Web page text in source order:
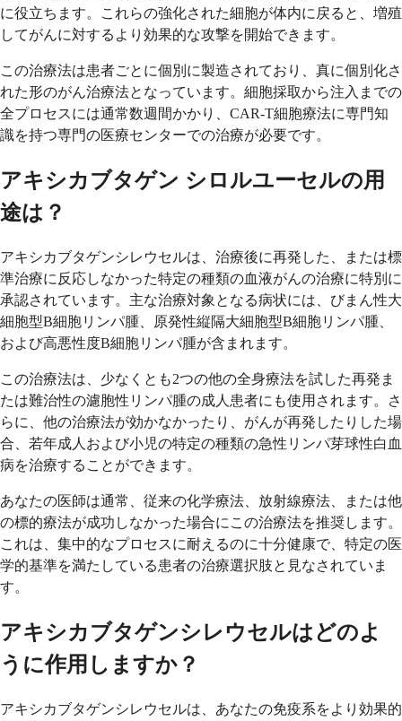
に役立ちます。これらの強化された細胞が体内に戻ると、増殖
してがんに対するより効果的な攻撃を開始できます。
この治療法は患者ごとに個別に製造されており、真に個別化さ
れた形のがん治療法となっています。細胞採取から注入までの
全プロセスには通常数週間かかり、CAR-T細胞療法に専門知
識を持つ専門の医療センターでの治療が必要です。
アキシカブタゲン シロルユーセルの用
途は？
アキシカブタゲンシレウセルは、治療後に再発した、または標
準治療に反応しなかった特定の種類の血液がんの治療に特別に
承認されています。主な治療対象となる病状には、びまん性大
細胞型B細胞リンパ腫、原発性縦隔大細胞型B細胞リンパ腫、
および高悪性度B細胞リンパ腫が含まれます。
この治療法は、少なくとも2つの他の全身療法を試した再発ま
たは難治性の濾胞性リンパ腫の成人患者にも使用されます。さ
らに、他の治療法が効かなかったり、がんが再発したりした場
合、若年成人および小児の特定の種類の急性リンパ芽球性白血
病を治療することができます。
あなたの医師は通常、従来の化学療法、放射線療法、または他
の標的療法が成功しなかった場合にこの治療法を推奨します。
これは、集中的なプロセスに耐えるのに十分健康で、特定の医
学的基準を満たしている患者の治療選択肢と見なされていま
す。
アキシカブタゲンシレウセルはどのよ
うに作用しますか？
アキシカブタゲンシレウセルは、あなたの免疫系をより効果的